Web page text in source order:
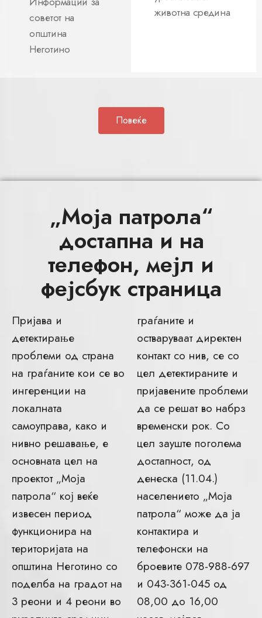
советот на
општина
Неготино
животна средина
Повеќе
„Моја патрола“
достапна и на
телефон, мејл и
фејсбук страница
Пријава и
детектирање
проблеми од страна
на граѓаните кои се во
ингеренции на
локалната
самоуправа, како и
нивно решавање, е
основната цел на
проектот „Моја
патрола“ кој веќе
извесен период
функционира на
територијата на
општина Неготино со
поделба на градот на
3 реони и 4 реони во
граѓаните и
остваруваат директен
контакт со нив, се со
цел детектираните и
пријавените проблеми
да се решат во набрз
временски рок. Со
цел зауште поголема
достапност, од
денеска (11.04.)
населението „Моја
патрола“ може да ја
контактира и
телефонски на
броевите 078-988-697
и 043-361-045 од
08,00 до 16,00